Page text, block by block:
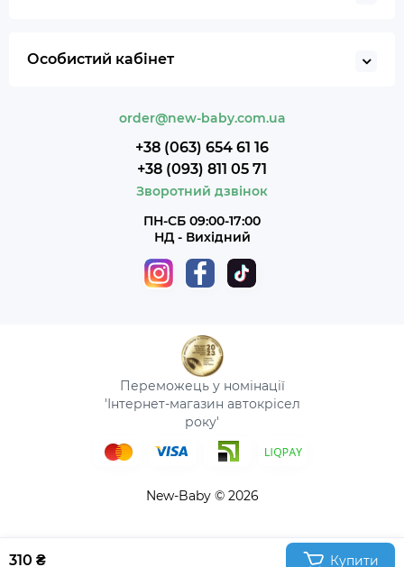
310 ₴ Купити
Особистий кабінет
order@new-baby.com.ua
+38 (063) 654 61 16
+38 (093) 811 05 71
Зворотний дзвінок
ПН-СБ 09:00-17:00
НД - Вихідний
New-Baby © 2026
Переможець у номінації
'Інтернет-магазин автокрісел
року'